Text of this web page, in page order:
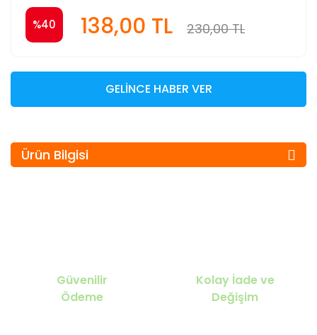
%40 138,00 TL 230,00 TL
GELİNCE HABER VER
Ürün Bilgisi
Güvenilir
Ödeme
Kolay İade ve
Değişim